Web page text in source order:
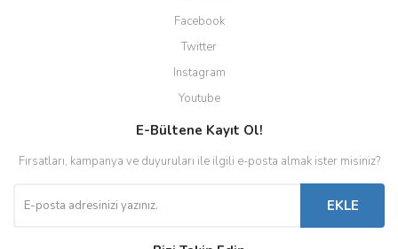
Facebook
Twitter
Instagram
Youtube
E-Bültene Kayıt Ol!
Fırsatları, kampanya ve duyuruları ile ilgili e-posta almak ister misiniz?
EKLE